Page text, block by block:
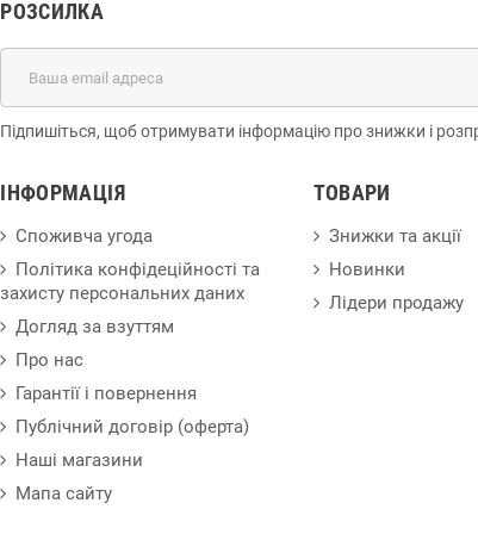
РОЗСИЛКА
Підпишіться, щоб отримувати інформацію про знижки і
ІНФОРМАЦІЯ
Споживча угода
Політика конфідеційності та
захисту персональних даних
Догляд за взуттям
Про нас
Гарантії і повернення
Публічний договір (оферта)
Наші магазини
Мапа сайту
ТОВАРИ
Знижки та акції
Новинки
Лідери продажу